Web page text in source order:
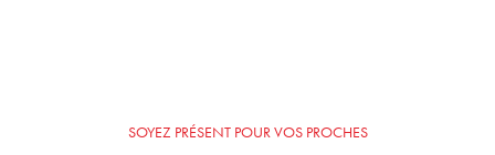
SOYEZ PRÉSENT POUR VOS PROCHES